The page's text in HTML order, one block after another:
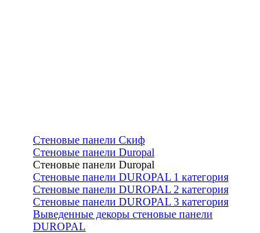
Стеновые панели Скиф
Стеновые панели Duropal
Стеновые панели Duropal
Стеновые панели DUROPAL 1 категория
Стеновые панели DUROPAL 2 категория
Стеновые панели DUROPAL 3 категория
Выведенные декоры стеновые панели
DUROPAL